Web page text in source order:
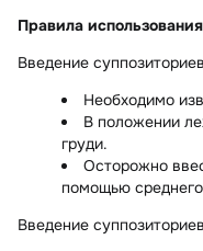
Правила
Введение
Необходимо
В положении
груди.
Осторожно
помощью
Введение